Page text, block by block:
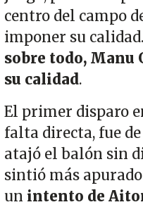
centro del campo
imponer su calidad.
sobre todo, Manu
su calidad.
El primer disparo
falta directa, fue
atajó el balón sin
sintió más
un intento de